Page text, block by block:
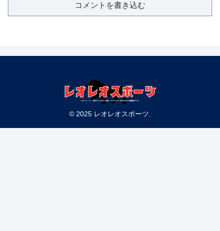
コメントを書き込む
© 2025 レオレオスポーツ.